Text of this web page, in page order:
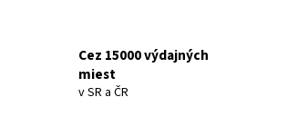
Cez 15000 výdajných
miest
v SR a ČR